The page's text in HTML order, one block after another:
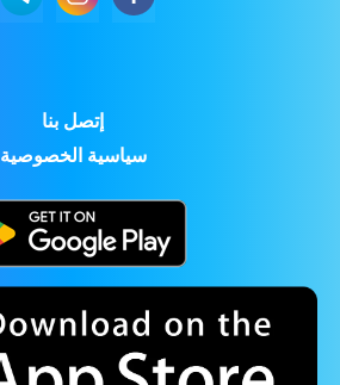
إتصل بنا
سياسية الخصوصية